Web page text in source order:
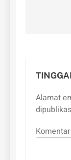
Alamat
Komentar